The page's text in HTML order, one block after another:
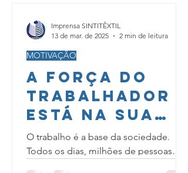
A Força do
Trabalhador
Está na Sua
União!
O trabalho é a base da sociedade.
Todos os dias, milhões de pessoas
MOTIVAÇÃO
Imprensa SINTITÊXTIL
13 de mar. de 2025
2 min de leitura